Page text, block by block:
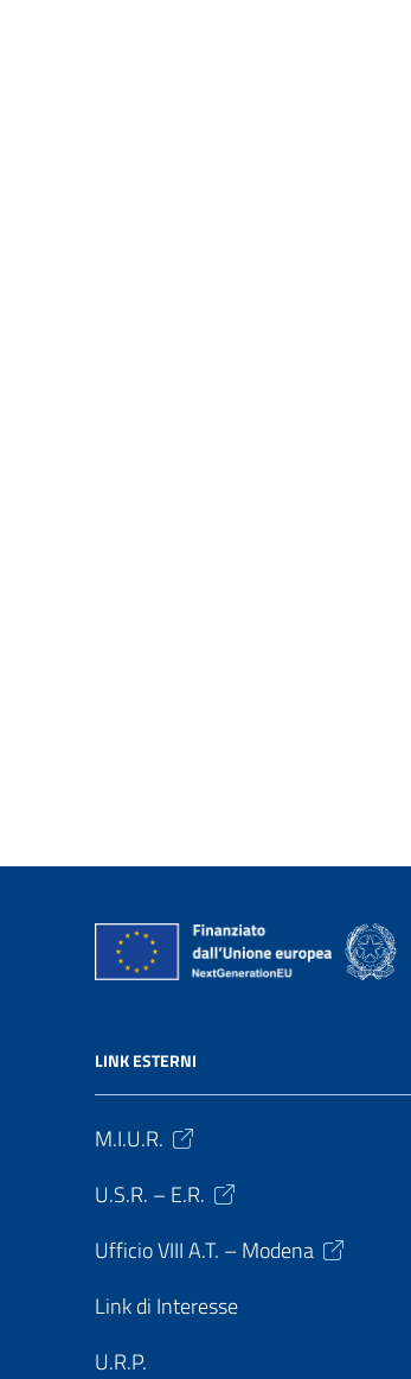
LINK ESTERNI
M.I.U.R.
U.S.R. – E.R.
Ufficio VIII A.T. – Modena
Link di Interesse
U.R.P.